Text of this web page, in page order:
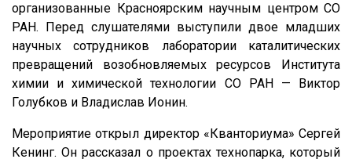
организованные Красноярским научным центром СО
РАН. Перед слушателями выступили двое младших
научных сотрудников лаборатории каталитических
превращений возобновляемых ресурсов Института
химии и химической технологии СО РАН — Виктор
Голубков и Владислав Ионин.
Мероприятие открыл директор «Кванториума» Сергей
Кенинг. Он рассказал о проектах технопарка, который